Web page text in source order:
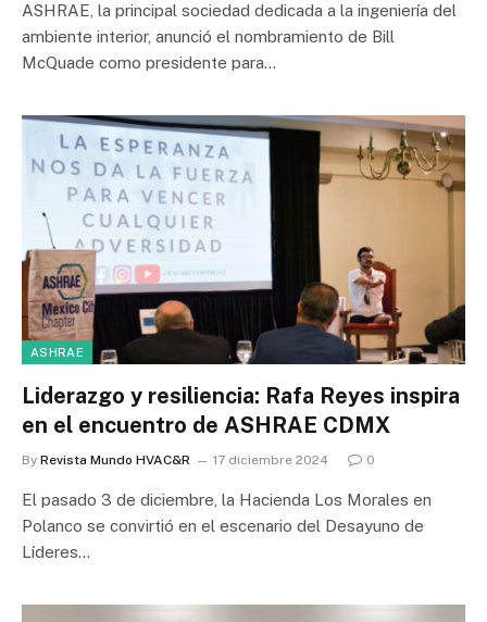
ASHRAE, la principal sociedad dedicada a la ingeniería del
ambiente interior, anunció el nombramiento de Bill
McQuade como presidente para…
ASHRAE
Liderazgo y resiliencia: Rafa Reyes inspira
en el encuentro de ASHRAE CDMX
By Revista Mundo HVAC&R 17 diciembre 2024 0
El pasado 3 de diciembre, la Hacienda Los Morales en
Polanco se convirtió en el escenario del Desayuno de
Líderes…